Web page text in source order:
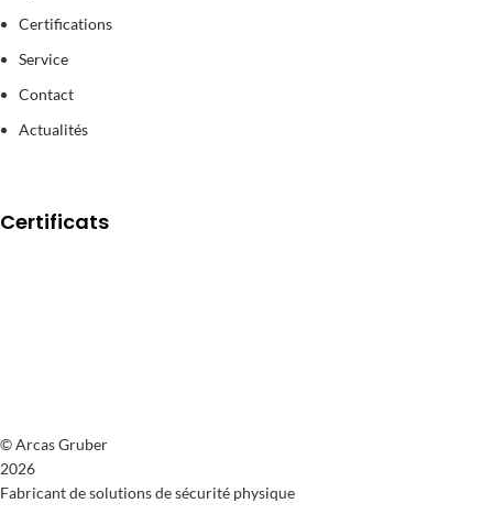
Certifications
Service
Contact
Actualités
Certificats
© Arcas Gruber
2026
Fabricant de solutions de sécurité physique